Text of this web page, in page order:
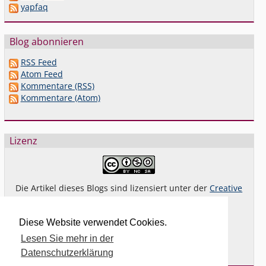
Diese Website verwendet Cookies.
Lesen Sie mehr in der
Datenschutzerklärung
yapfaq
Blog abonnieren
RSS Feed
Atom Feed
Kommentare (RSS)
Kommentare (Atom)
Lizenz
Die Artikel dieses Blogs sind lizensiert unter derCreative
Das giltnichtfür Bilder oder (andere) erkennbare
Beiträge.